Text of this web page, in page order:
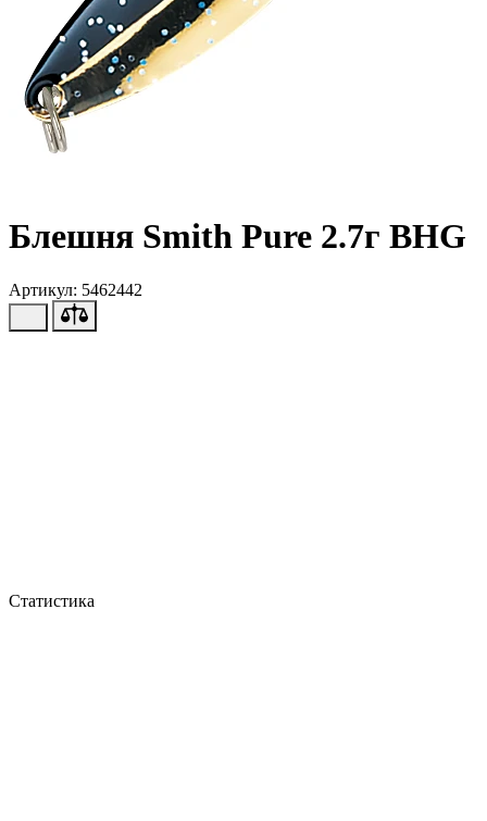
Блешня Smith Pure 2.7г BHG
Артикул: 5462442
Статистика